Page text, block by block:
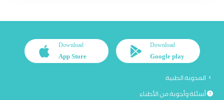
Download
Google play
Download
App Store
المدونة الطبية
أسئلة وأجوبة من الأطباء